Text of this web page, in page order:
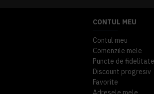
CONTUL MEU
Contul meu
Comenzile mele
Puncte de fidelitate
Discount progresiv
Favorite